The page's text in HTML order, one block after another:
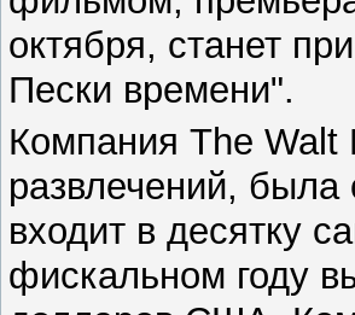
октября, станет
Пески времени".
Компания The Walt
развлечений,
входит в десятку
фискальном году